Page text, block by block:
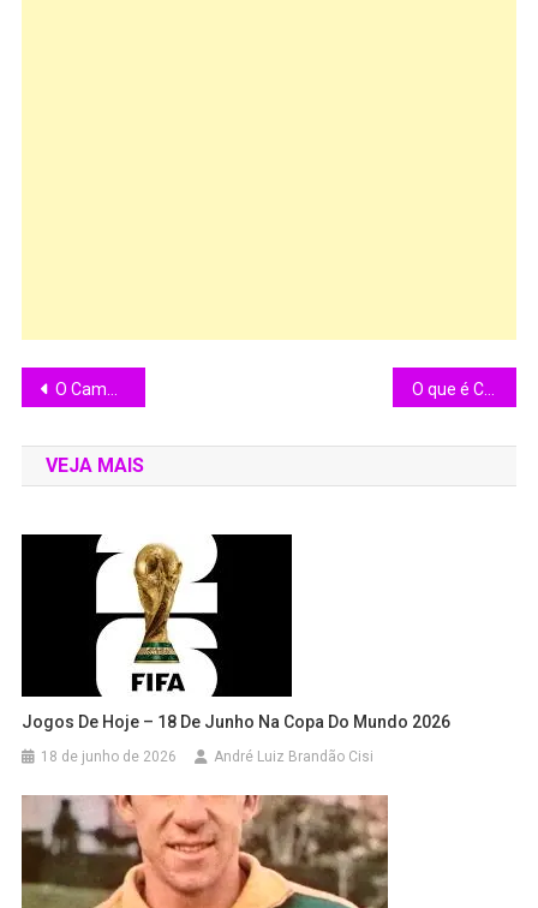
O Campeonato Chileno de 2025 teve um campeão inédito, Coquimbo Unido
VEJA MAIS
Jogos De Hoje – 18 De Junho Na Copa Do Mundo 2026
18 de junho de 2026 André Luiz Brandão Cisi